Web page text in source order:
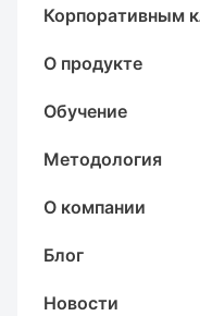
Корпоративным
О продукте
Обучение
Методология
О компании
Блог
Новости